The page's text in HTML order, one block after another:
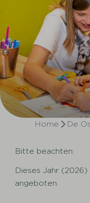
Home De
Bitte beachten:
Dieses Jahr
angeboten.